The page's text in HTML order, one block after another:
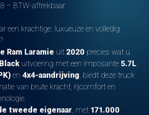
– BTW-aftrekbaar
een krachtige, luxueuze en volledig
Ram Laramie uit 2020 precies wat u
uitvoering met een imposante 5.7L
en 4x4-aandrijving , biedt deze truck
van brute kracht, rijcomfort en
tweede eigenaar , met 171.000